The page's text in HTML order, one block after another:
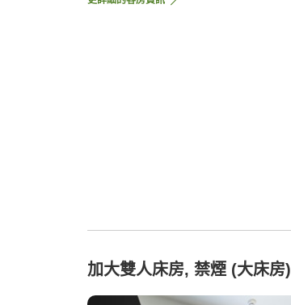
加大雙人床房, 禁煙 (大床房)